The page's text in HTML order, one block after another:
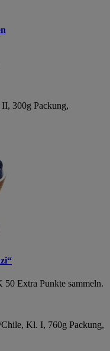
300g Packung,
Extra Punkte sammeln.
Kl. I, 760g Packung,